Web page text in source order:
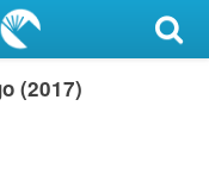
(2017)